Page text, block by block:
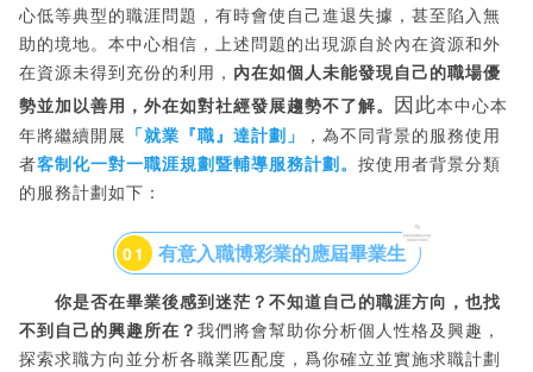
心低等典型的職涯問題，有時會使自己進退失據，甚至陷入無
助的境地。本中心相信，上述問題的出現源自於內在資源和外
在資源未得到充份的利用， 內在如個人未能發現自己的職場優
勢並加以善用，外在如對社經發展趨勢不了解。 因此本中心本
年將繼續開展 「就業『職』達計劃」
，為不同背景的服務使用
者客制化一對一職涯規劃暨輔導服務計劃。 按使用者背景分類
的服務計劃如下：
01 有意入職博彩業的應屆畢業生
你是否在畢業後感到迷茫？ 不知道自己的職涯方向，也找
不到自己的興趣所在？ 我們將會幫助你分析個人性格及興趣，
探索求職方向並分析各職業匹配度，爲你確立並實施求職計劃